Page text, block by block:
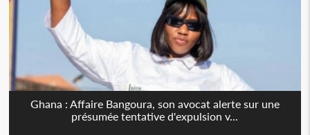
Ghana : Affaire Bangoura, son avocat alerte sur une
présumée tentative d'expulsion v...